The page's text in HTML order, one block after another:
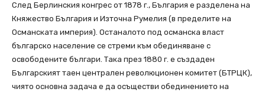
След Берлинския конгрес от 1878 г., България е разделена на
Княжество България и Източна Румелия (в пределите на
Османската империя). Останалото под османска власт
българско население се стреми към обединяване с
освободените българи. Така през 1880 г. е създаден
Българският таен централен революционен комитет (БТРЦК),
чиято основна задача е да осъществи обединението на